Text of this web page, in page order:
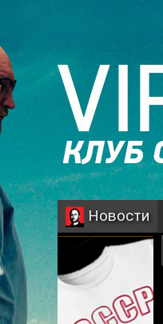
Новости